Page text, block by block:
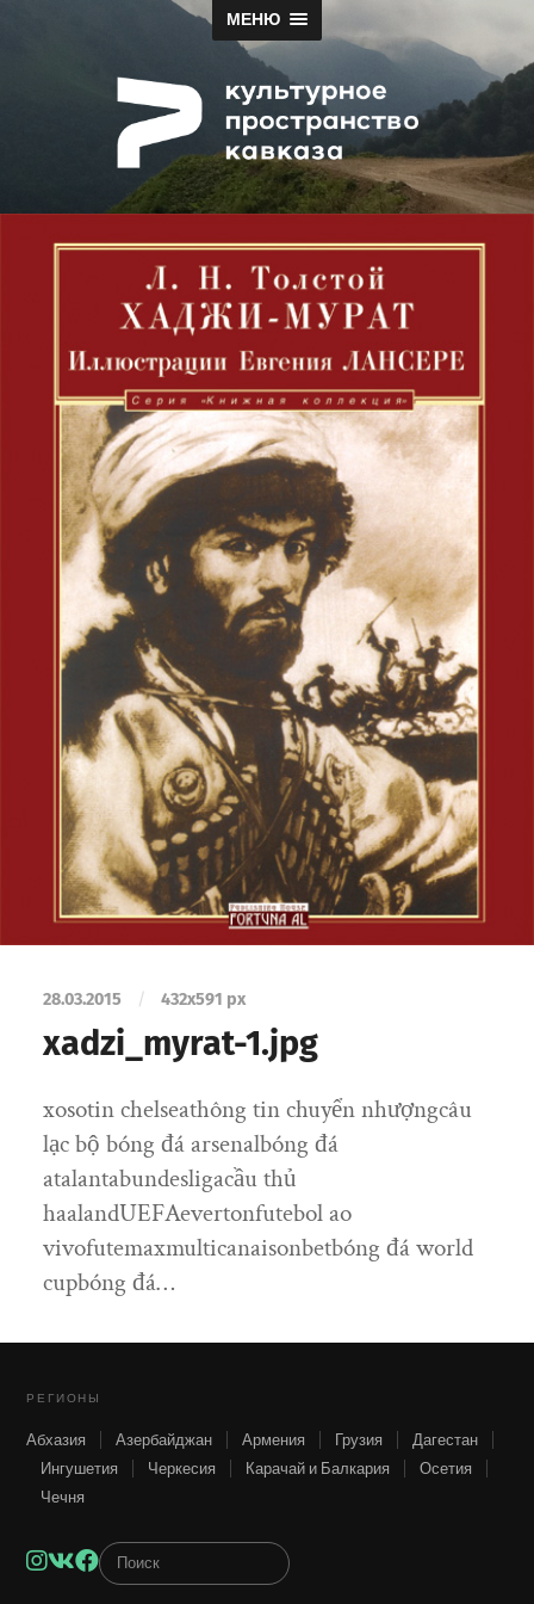
МЕНЮ
28.03.2015 / 432x591 px
xadzi_myrat-1.jpg
xosotin chelseathông tin chuyển nhượngcâu
lạc bộ bóng đá arsenalbóng đá
atalantabundesligacầu thủ
haalandUEFAevertonfutebol ao
vivofutemaxmulticanaisonbetbóng đá world
cupbóng đá…
РЕГИОНЫ
Абхазия Азербайджан Армения Грузия
Дагестан
Ингушетия
Черкесия Карачай и Балкария
Осетия
Чечня
Instagram
VKFacebook